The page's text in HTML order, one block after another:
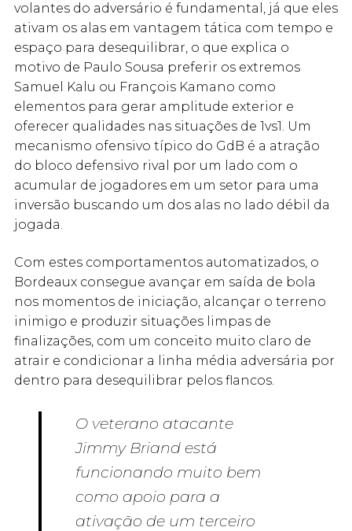
volantes do adversário é fundamental, já que eles
ativam os alas em vantagem tática com tempo e
espaço para desequilibrar, o que explica o
motivo de Paulo Sousa preferir os extremos
Samuel Kalu ou François Kamano como
elementos para gerar amplitude exterior e
oferecer qualidades nas situações de 1vs1. Um
mecanismo ofensivo típico do GdB é a atração
do bloco defensivo rival por um lado com o
acumular de jogadores em um setor para uma
inversão buscando um dos alas no lado débil da
jogada.
Com estes comportamentos automatizados, o
Bordeaux consegue avançar em saída de bola
nos momentos de iniciação, alcançar o terreno
inimigo e produzir situações limpas de
finalizações, com um conceito muito claro de
atrair e condicionar a linha média adversária por
dentro para desequilibrar pelos flancos.
O veterano atacante
Jimmy Briand está
funcionando muito bem
como apoio para a
ativação de um terceiro